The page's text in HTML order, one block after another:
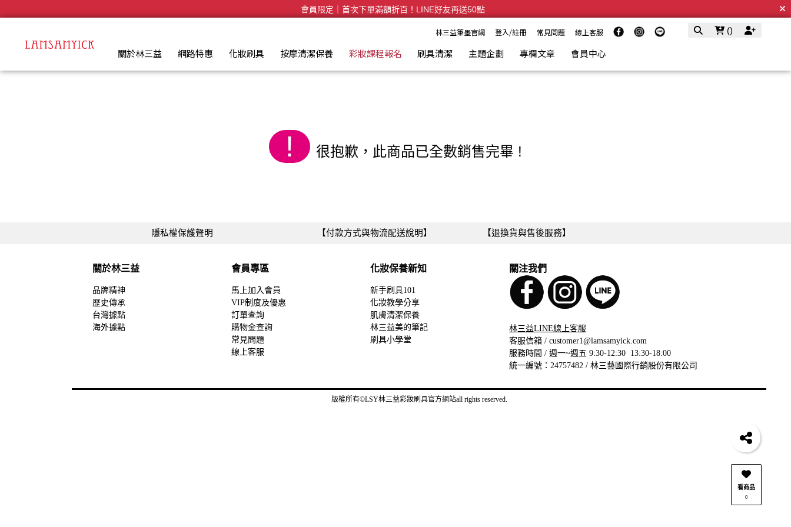
會員限定｜首次下單滿額折百！LINE好友再送50點
全台滿千免運🛒訂單付款後3~5日內出貨林三益筆墨官網 登入/註冊 常見問題 線上客服 ()
關於林三益 網路特惠 化妝刷具 按摩清潔保養 彩妝課程報名 刷具清潔 主題企劃 專欄文章 會員中心
! 很抱歉，此商品已全數銷售完畢 !
隱私權保護聲明 【付款方式與物流配送說明】 【退換貨與售後服務】
關於林三益
品牌精神
歷史傳承
台灣據點
海外據點
會員專區
馬上加入會員
VIP制度及優惠
訂單查詢
購物金查詢
常見問題
線上客服
化妝保養新知
新手刷具101
化妝教學分享
肌膚清潔保養
林三益美的筆記
刷具⼩學堂
關注我們
林三益LINE線上客服
客服信箱 / customer1@lamsamyick.com
服務時間 / 週一~週五 9:30-12:30 13:30-18:00
統一編號：24757482 / 林三藝國際行銷股份有限公司
版權所有©LSY林三益彩妝刷具官方網站all rights reserved.
看商品
0